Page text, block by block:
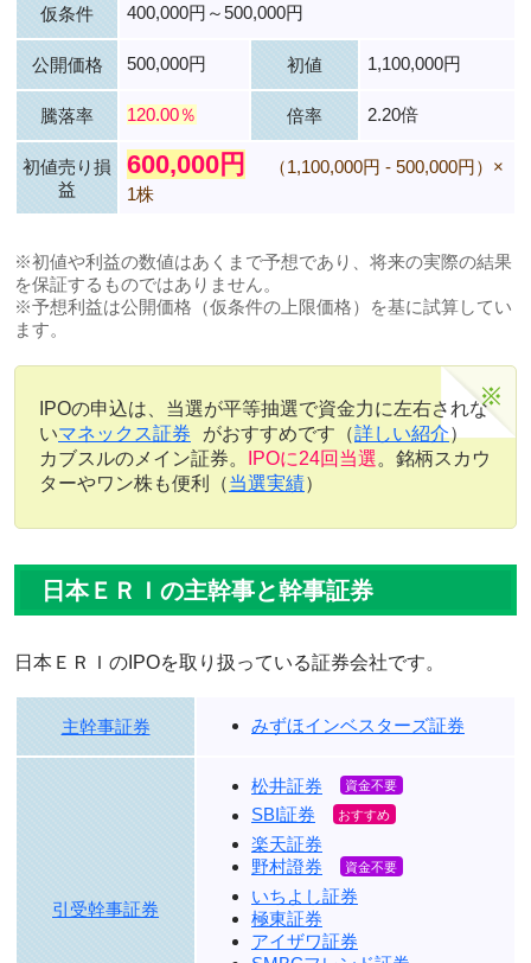
仮条件 400,000円～500,000円
公開価格 500,000円 初値 1,100,000円
騰落率 120.00％ 倍率 2.20倍
初値売り損
益
600,000円
（1,100,000円 - 500,000円）×
1株
※初値や利益の数値はあくまで予想であり、将来の実際の結果
を保証するものではありません。
※予想利益は公開価格（仮条件の上限価格）を基に試算してい
ます。
IPOの申込は、当選が平等抽選で資金力に左右されな
いマネックス証券 がおすすめです（詳しい紹介）
カブスルのメイン証券。
IPOに24回当選。銘柄スカウ
ターやワン株も便利（当選実績）
日本ＥＲＩの主幹事と幹事証券
日本ＥＲＩのIPOを取り扱っている証券会社です。
主幹事証券 みずほインベスターズ証券
引受幹事証券
松井証券
SBI証券
楽天証券
野村證券
いちよし証券
極東証券
アイザワ証券